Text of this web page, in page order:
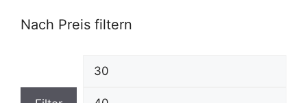
Nach Preis filtern
Min.